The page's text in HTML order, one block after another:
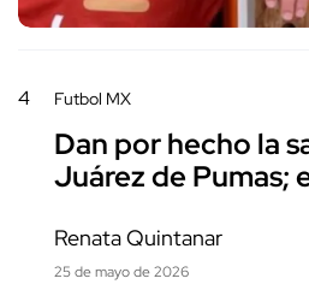
4 Futbol MX
Dan por hecho la
Juárez de Pumas;
Renata Quintanar
25 de mayo de 2026